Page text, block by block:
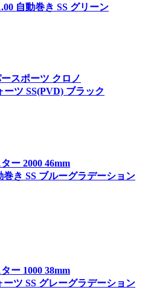
自動巻き SS グリーン
スポーツ クロノ
ーツ SS(PVD) ブラック
ー 2000 46mm
巻き SS ブルーグラデーション
ー 1000 38mm
ーツ SS グレーグラデーション